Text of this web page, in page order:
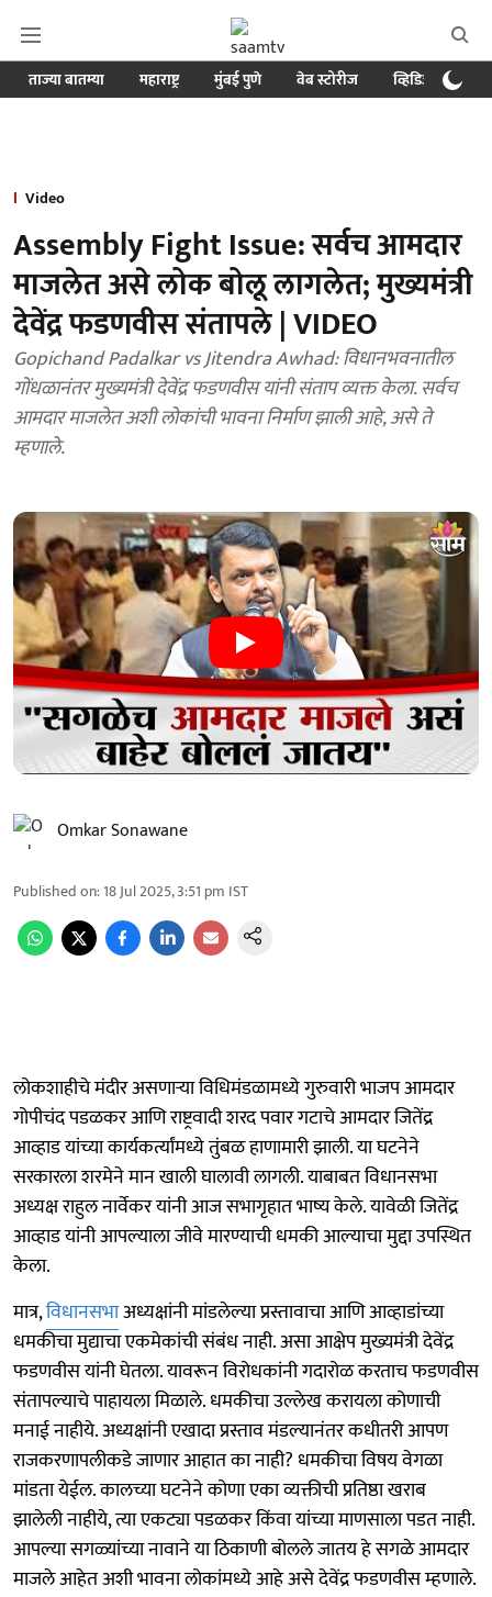
ताज्या बातम्या महाराष्ट्र मुंबई पुणे वेब स्टोरीज व्हिडिओ
Video
Assembly Fight Issue: सर्वच आमदार
माजलेत असे लोक बोलू लागलेत; मुख्यमंत्री
देवेंद्र फडणवीस संतापले | VIDEO
Gopichand Padalkar vs Jitendra Awhad: विधानभवनातील
गोंधळानंतर मुख्यमंत्री देवेंद्र फडणवीस यांनी संताप व्यक्त केला. सर्वच
आमदार माजलेत अशी लोकांची भावना निर्माण झाली आहे, असे ते
म्हणाले.
Omkar Sonawane
Published on:18 Jul 2025, 3:51 pm IST
लोकशाहीचे मंदीर असणाऱ्या विधिमंडळामध्ये गुरुवारी भाजप आमदार
गोपीचंद पडळकर आणि राष्ट्रवादी शरद पवार गटाचे आमदार जितेंद्र
आव्हाड यांच्या कार्यकर्त्यांमध्ये तुंबळ हाणामारी झाली. या घटनेने
सरकारला शरमेने मान खाली घालावी लागली. याबाबत विधानसभा
अध्यक्ष राहुल नार्वेकर यांनी आज सभागृहात भाष्य केले. यावेळी जितेंद्र
आव्हाड यांनी आपल्याला जीवे मारण्याची धमकी आल्याचा मुद्दा उपस्थित
केला.
मात्र,विधानसभाअध्यक्षांनी मांडलेल्या प्रस्तावाचा आणि आव्हाडांच्या
धमकीचा मुद्याचा एकमेकांची संबंध नाही. असा आक्षेप मुख्यमंत्री देवेंद्र
फडणवीस यांनी घेतला. यावरून विरोधकांनी गदारोळ करताच फडणवीस
संतापल्याचे पाहायला मिळाले. धमकीचा उल्लेख करायला कोणाची
मनाई नाहीये. अध्यक्षांनी एखादा प्रस्ताव मंडल्यानंतर कधीतरी आपण
राजकरणापलीकडे जाणार आहात का नाही? धमकीचा विषय वेगळा
मांडता येईल. कालच्या घटनेने कोणा एका व्यक्तीची प्रतिष्ठा खराब
झालेली नाहीये, त्या एकट्या पडळकर किंवा यांच्या माणसाला पडत नाही.
आपल्या सगळ्यांच्या नावाने या ठिकाणी बोलले जातय हे सगळे आमदार
माजले आहेत अशी भावना लोकांमध्ये आहे असे देवेंद्र फडणवीस म्हणाले.